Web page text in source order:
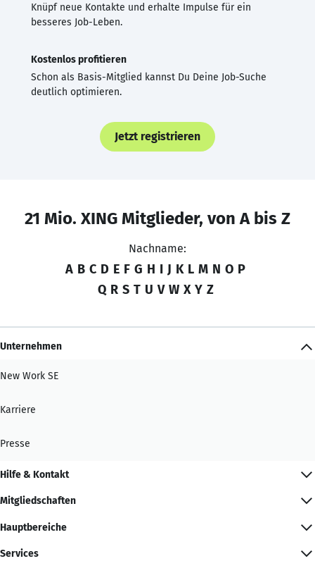
Knüpf neue Kontakte und erhalte Impulse für ein
besseres Job-Leben.
Kostenlos profitieren
Schon als Basis-Mitglied kannst Du Deine Job-Suche
deutlich optimieren.
Jetzt registrieren
21 Mio. XING Mitglieder, von A bis Z
Nachname:
A B C D E F G H I J K L M N O P
Q R S T U V W X Y Z
Unternehmen
New Work SE
Karriere
Presse
Hilfe & Kontakt
Mitgliedschaften
Hauptbereiche
Services